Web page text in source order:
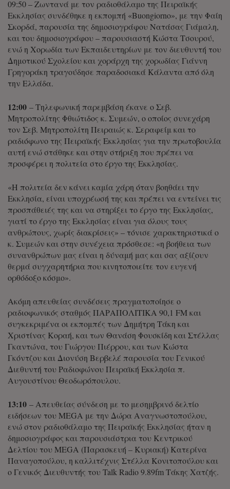
09:50 – Ζωντανά με τον ραδιοθάλαμο της Πειραϊκής
Εκκλησίας συνδέθηκε η εκπομπή «Buongiorno», με την Φαίη
Σκορδά, παρουσία της δημοσιογράφου Νατάσας Γιάμαλη,
και του δημοσιογράφου – παρουσιαστή Κώστα Τσουρού,
ενώ η Χορωδία των Εκπαιδευτηρίων με τον διευθυντή του
Δημοτικού Σχολείου και χοράρχη της χορωδίας Γιάννη
Γρηγοράκη τραγούδησε παραδοσιακά Κάλαντα από όλη
την Ελλάδα.
12:00 – Τηλεφωνική παρεμβάση έκανε ο Σεβ.
Μητροπολίτης Φθιώτιδος κ. Συμεών, ο οποίος συνεχάρη
τον Σεβ. Μητροπολίτη Πειραιώς κ. Σεραφείμ και το
ραδιόφωνο της Πειραϊκής Εκκλησίας για την πρωτοβουλία
αυτή ενώ στάθηκε και στην στήριξη που πρέπει να
προσφέρει η πολιτεία στο έργο της Εκκλησίας.
«Η πολιτεία δεν κάνει καμία χάρη όταν βοηθάει την
Εκκλησία, είναι υποχρέωσή της και πρέπει να εντείνει τις
προσπάθειές της και να στηρίξει το έργο της Εκκλησίας,
γιατί το έργο της Εκκλησίας είναι για όλους τους
ανθρώπους, χωρίς διακρίσεις» – τόνισε χαρακτηριστικά ο
κ. Συμεών και στην συνέχεια πρόσθεσε: «η βοήθεια των
συνανθρώπων μας είναι η δύναμή μας και σας αξίζουν
θερμά συγχαρητήρια που κινητοποιείτε τον ευγενή
ορθόδοξο κόσμο».
Ακόμη απευθείας συνδέσεις πραγματοποίησε ο
ραδιοφωνικός σταθμός ΠΑΡΑΠΟΛΙΤΙΚΑ 90,1 FM και
συγκεκριμένα οι εκπομπές των Δημήτρη Τάκη και
Χριστίνας Κοραή, και των Θανάση Φουσκίδη και Στέλλας
Γκαντώνα, του Γιώργου Πιέρρου, και των Κώστα
Γκόντζου και Διονύση Βερβελέ παρουσία του Γενικού
Διεθυντή του Ραδιοφώνου Πειραϊκή Εκκλησία π.
Αυγουστίνου Θεοδωρόπουλου.
13:10 – Απευθείας σύνδεση με το μεσημβρινό δελτίο
ειδήσεων του MEGA με την Δώρα Αναγνωστοπούλου,
ενώ στον ραδιοθάλαμο της Πειραϊκής Εκκλησίας ήταν η
δημοσιογράφος και παρουσιάστρια του Κεντρικού
Δελτίου του MEGA (Παρασκευή – Κυριακή) Κατερίνα
Παναγοπούλου, η καλλιτέχνις Στέλλα Κονιτοπούλου και
ο Γενικός Διευθυντής του Talk Radio 9.89fm Τάκης Χατζής.